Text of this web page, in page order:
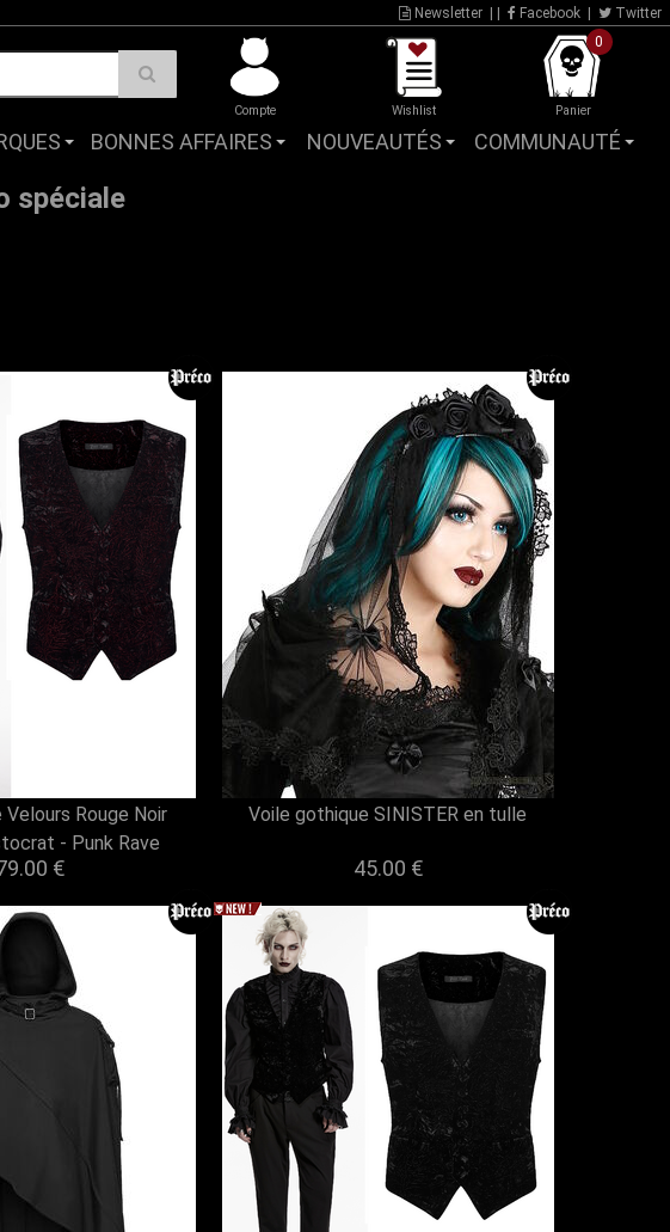
Newsletter Facebook Twitter
Compte Wishlist
0
Panier
BONNES AFFAIRES NOUVEAUTÉS COMMUNAUTÉ
spéciale
Rouge Noir
- Punk Rave
€
Voile gothique SINISTER en tulle
45.00 €